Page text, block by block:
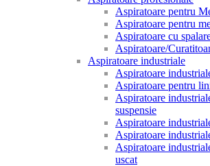
Aspiratoare pentru
Aspiratoare pentru
Aspiratoare cu
Aspiratoare/
Aspiratoare industriale
Aspiratoare
Aspiratoare pentru
Aspiratoare
suspensie
Aspiratoare
Aspiratoare
Aspiratoare
uscat